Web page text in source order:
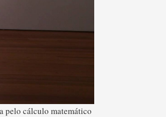
pelo cálculo matemático